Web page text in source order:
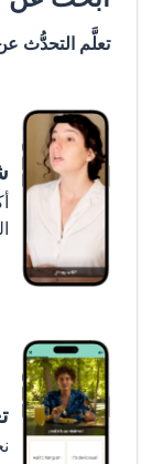
تعلَّم التحدُّث عن